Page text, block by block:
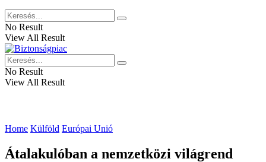
No Result
View All Result
No Result
View All Result
Home Külföld Európai Unió
Átalakulóban a nemzetközi világrend